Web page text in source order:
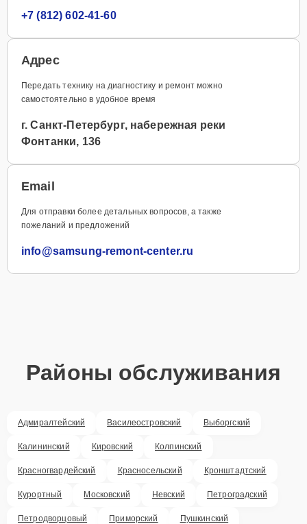
+7 (812) 602-41-60
Адрес
Передать технику на диагностику и ремонт можно
самостоятельно в удобное время
г. Санкт-Петербург, набережная реки
Фонтанки, 136
Email
Для отправки более детальных вопросов, а также
пожеланий и предложений
info@samsung-remont-center.ru
Районы обслуживания
Адмиралтейский Василеостровский Выборгский
Калининский Кировский Колпинский
Красногвардейский Красносельский Кронштадтский
Курортный Московский Невский Петроградский
Петродворцовый Приморский Пушкинский